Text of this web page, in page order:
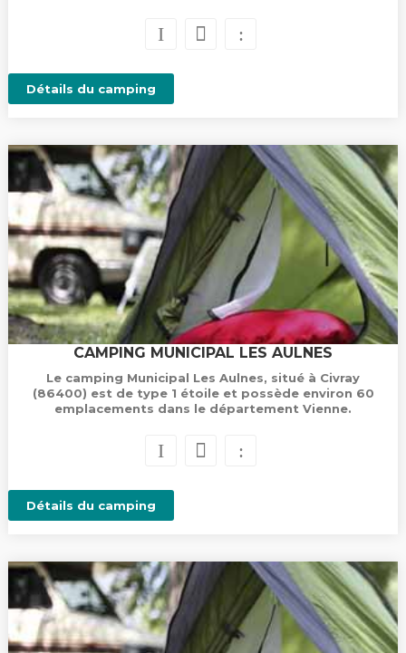
Détails du camping
CAMPING MUNICIPAL LES AULNES
Le camping Municipal Les Aulnes, situé à Civray
(86400) est de type 1 étoile et possède environ 60
emplacements dans le département Vienne.
Détails du camping